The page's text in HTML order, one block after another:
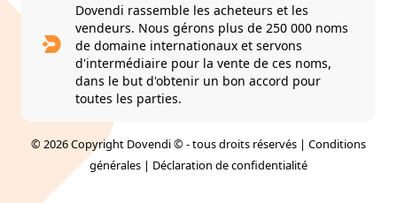
Dovendi rassemble les acheteurs et les
vendeurs. Nous gérons plus de 250 000 noms
de domaine internationaux et servons
d'intermédiaire pour la vente de ces noms,
dans le but d'obtenir un bon accord pour
toutes les parties.
© 2026 Copyright Dovendi © - tous droits réservés | Conditions
générales | Déclaration de confidentialité